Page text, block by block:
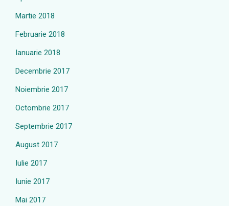
Martie 2018
Februarie 2018
Ianuarie 2018
Decembrie 2017
Noiembrie 2017
Octombrie 2017
Septembrie 2017
August 2017
Iulie 2017
Iunie 2017
Mai 2017